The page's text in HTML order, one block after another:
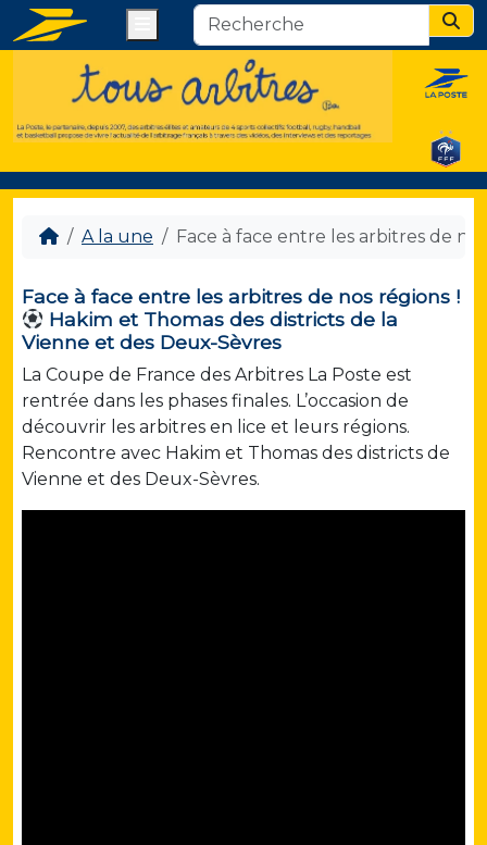
A la une Face à face entre les arbitres de
Face à face entre les arbitres de nos régions !
Hakim et Thomas des districts de la
Vienne et des Deux-Sèvres
La Coupe de France des Arbitres La Poste est
rentrée dans les phases finales. L’occasion de
découvrir les arbitres en lice et leurs régions.
Rencontre avec Hakim et Thomas des districts de
Vienne et des Deux-Sèvres.